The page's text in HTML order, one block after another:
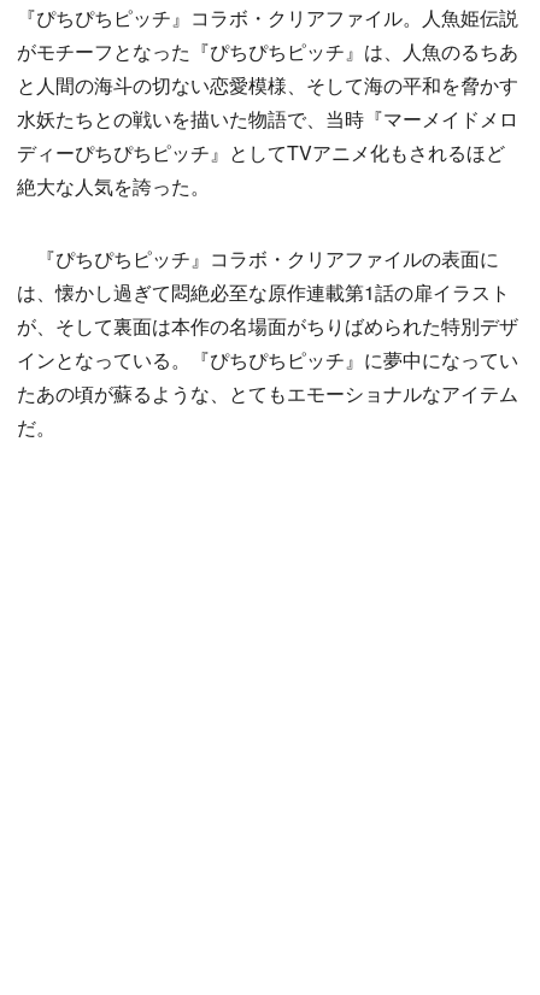
『ぴちぴちピッチ』コラボ・クリアファイル。人魚姫伝説
がモチーフとなった『ぴちぴちピッチ』は、人魚のるちあ
と人間の海斗の切ない恋愛模様、そして海の平和を脅かす
水妖たちとの戦いを描いた物語で、当時『マーメイドメロ
ディーぴちぴちピッチ』としてTVアニメ化もされるほど
絶大な人気を誇った。
『ぴちぴちピッチ』コラボ・クリアファイルの表面に
は、懐かし過ぎて悶絶必至な原作連載第1話の扉イラスト
が、そして裏面は本作の名場面がちりばめられた特別デザ
インとなっている。『ぴちぴちピッチ』に夢中になってい
たあの頃が蘇るような、とてもエモーショナルなアイテム
だ。